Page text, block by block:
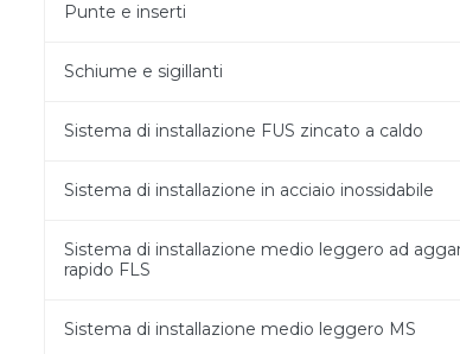
Punte e inserti
Schiume e sigillanti
Sistema di installazione FUS zincato a caldo
Sistema di installazione in acciaio inossidabile
Sistema di installazione medio leggero ad
rapido FLS
Sistema di installazione medio leggero MS